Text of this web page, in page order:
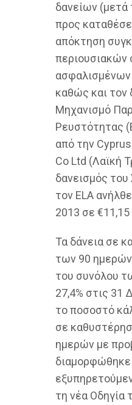
δανείων (μετά
προς
απόκτηση
περιουσιακών
καθώς και τον
Μηχανισμό
Ρευστότητας
από την
Co Ltd (Λαϊκή
δανεισμός
τον ELA
2013 σε €11,15
Τα δάνεια σε
των 90 ημερών
του συνόλου
27,4% στις 31
το ποσοστό
σε
ημερών με
διαμορφώθηκε
τη νέα Οδηγία